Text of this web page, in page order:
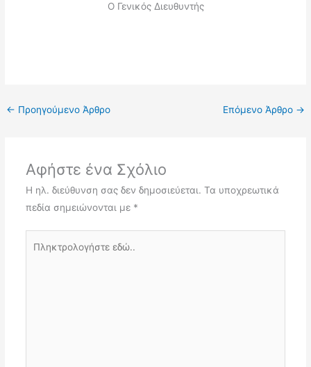
Ο Γενικός Διευθυντής
← Προηγούμενο Άρθρο Επόμενο Άρθρο →
Αφήστε ένα Σχόλιο
Η ηλ. διεύθυνση σας δεν δημοσιεύεται. Τα υποχρεωτικά
πεδία σημειώνονται με *